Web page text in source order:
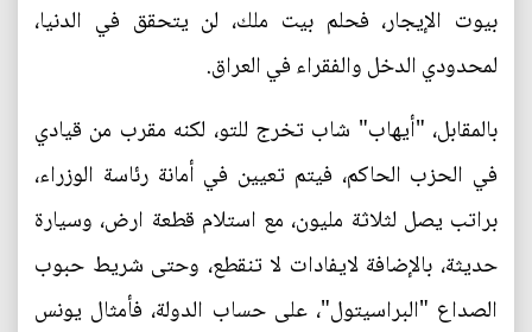
بيوت الإيجار، فحلم بيت ملك، لن يتحقق في الدنيا،
لمحدودي الدخل والفقراء في العراق.
بالمقابل، "أيهاب" شاب تخرج للتو، لكنه مقرب من قيادي
في الحزب الحاكم، فيتم تعيين في أمانة رئاسة الوزراء،
براتب يصل لثلاثة مليون، مع استلام قطعة ارض، وسيارة
حديثة، بالإضافة لايفادات لا تنقطع، وحتى شريط حبوب
الصداع "البراسيتول"، على حساب الدولة، فأمثال يونس